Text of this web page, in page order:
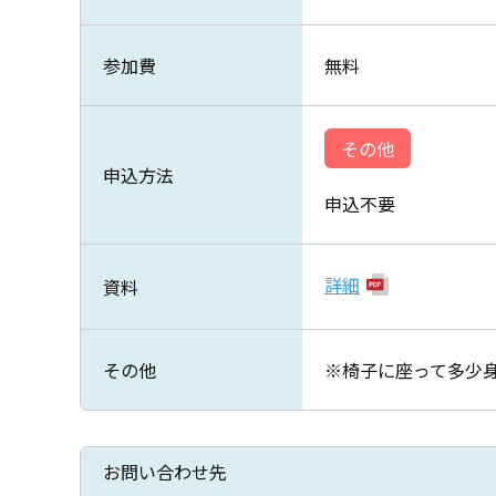
参加費 無料
申込方法
その他
申込不要
資料 詳細
その他 ※椅子に座って多少
お問い合わせ先